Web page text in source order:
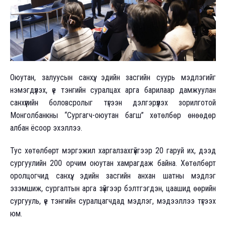
Оюутан, залуусын санхүү, эдийн засгийн суурь мэдлэгийг
нэмэгдүүлэх, үе тэнгийн суралцах арга барилаар дамжуулан
санхүүгийн боловсролыг түгээн дэлгэрүүлэх зорилготой
Монголбанкны “Сургагч-оюутан багш” хөтөлбөр өнөөдөр
албан ёсоор эхэллээ.
Тус хөтөлбөрт мэргэжил харгалзахгүйгээр 20 гаруй их, дээд
сургуулийн 200 орчим оюутан хамрагдаж байна. Хөтөлбөрт
оролцогчид санхүү, эдийн засгийн анхан шатны мэдлэг
эзэмшиж, сургалтын арга зүйгээр бэлтгэгдэн, цаашид өөрийн
сургууль, үе тэнгийн суралцагчдад мэдлэг, мэдээллээ түгээх
юм.